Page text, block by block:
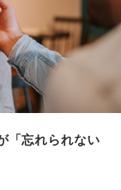
「忘れられない